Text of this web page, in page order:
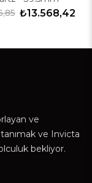
₺13.568,42
ve
tanımak ve Invicta
bekliyor.